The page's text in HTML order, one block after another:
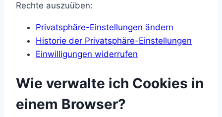
Rechte auszuüben:
Privatsphäre-Einstellungen ändern
Historie der Privatsphäre-Einstellungen
Einwilligungen widerrufen
Wie verwalte ich Cookies in
einem Browser?